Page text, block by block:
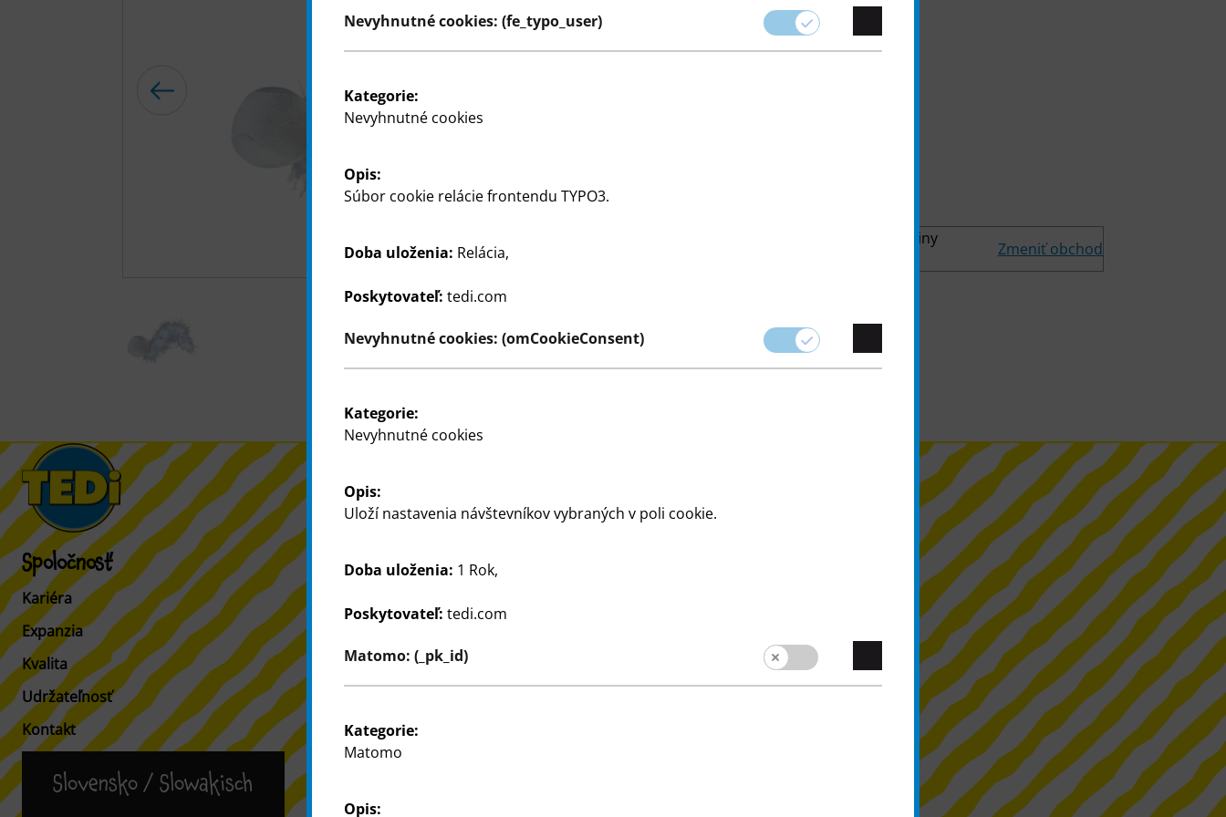
Zobraziť otváracie hodiny
Zmeniť obchod
Spoločnosť
Kariéra
Expanzia
Kvalita
Udržateľnosť
Kontakt
Zákazníci
Slovensko / Slowakisch
Nevyhnutné cookies: (fe_typo_user)
Kategorie:
Nevyhnutné cookies
Opis:
Súbor cookie relácie frontendu TYPO3.
Doba uloženia: Relácia,
Poskytovateľ: tedi.com
Nevyhnutné cookies: (omCookieConsent)
Kategorie:
Nevyhnutné cookies
Opis:
Uloží nastavenia návštevníkov vybraných v poli cookie.
Doba uloženia: 1 Rok,
Poskytovateľ: tedi.com
Matomo: (_pk_id)
Kategorie:
Matomo
Opis: